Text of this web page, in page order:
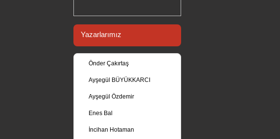
Yazarlarımız
Önder Çakırtaş
Ayşegül BÜYÜKKARCI
Ayşegül Özdemir
Enes Bal
İncihan Hotaman